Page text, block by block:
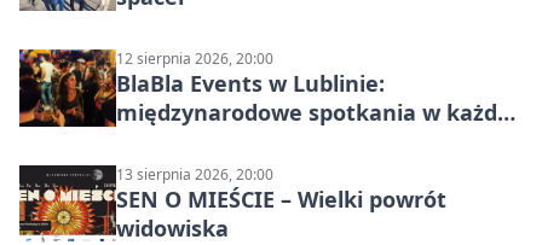
12 sierpnia 2026, 20:00
BlaBla Events w Lublinie:
międzynarodowe spotkania w każdą
13 sierpnia 2026, 20:00
SEN O MIEŚCIE – Wielki powrót
widowiska